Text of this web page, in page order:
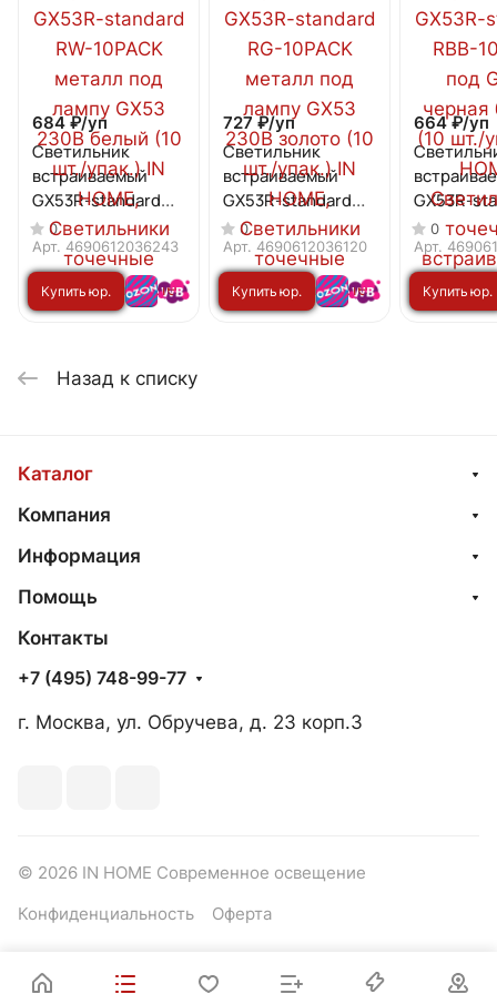
684 ₽/уп
Светильник
встраиваемый
GX53R-standard
RW-10PACK металл
под лампу GX53
230В белый (10
шт./упак.) IN HOME
0
Арт. 4690612036243
Купить юр.
727 ₽/уп
Светильник
встраиваемый
GX53R-standard
RG-10PACK металл
под лампу GX53
230В золото (10
шт./упак.) IN HOME
0
Арт. 4690612036120
Купить юр.
664 ₽/уп
GX53R-
RBB-
GX53
бронза
упак.) IN
0
Арт.
Купить юр.
Назад к списку
Каталог
Компания
Информация
Помощь
Контакты
+7 (495) 748-99-77
г. Москва, ул. Обручева, д. 23 корп.3
© 2026 IN HOME Современное освещение
Конфиденциальность Оферта